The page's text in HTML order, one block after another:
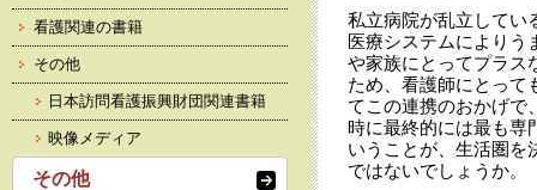
私立病院が乱立してい
医療システムによりう
や家族にとってプラス
ため、看護師にとって
てこの連携のおかげで
時に最終的には最も専
いうことが、生活圏を
ではないでしょうか。
看護関連の書籍
その他
日本訪問看護振興財団関連書籍
映像メディア
その他